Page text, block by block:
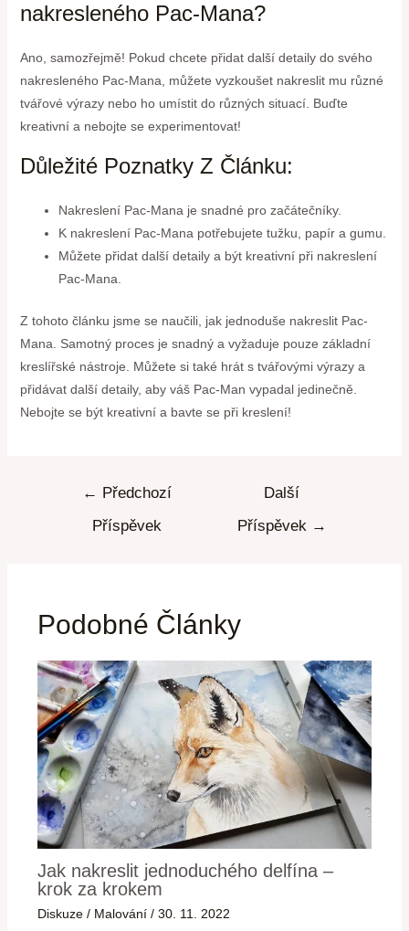
nakresleného Pac-Mana?
Ano, samozřejmě! Pokud chcete přidat další detaily do svého
nakresleného Pac-Mana, můžete vyzkoušet nakreslit mu různé
tvářové výrazy nebo ho umístit do různých situací. Buďte
kreativní a nebojte se experimentovat!
Důležité Poznatky Z Článku:
Nakreslení Pac-Mana je snadné pro začátečníky.
K nakreslení Pac-Mana potřebujete tužku, papír a gumu.
Můžete přidat další detaily a být kreativní při nakreslení
Pac-Mana.
Z tohoto článku jsme se naučili, jak jednoduše nakreslit Pac-
Mana. Samotný proces je snadný a vyžaduje pouze základní
kreslířské nástroje. Můžete si také hrát s tvářovými výrazy a
přidávat další detaily, aby váš Pac-Man vypadal jedinečně.
Nebojte se být kreativní a bavte se při kreslení!
← Předchozí
Příspěvek
Další
Příspěvek →
Podobné Články
Jak nakreslit jednoduchého delfína –
krok za krokem
Diskuze / Malování /30. 11. 2022